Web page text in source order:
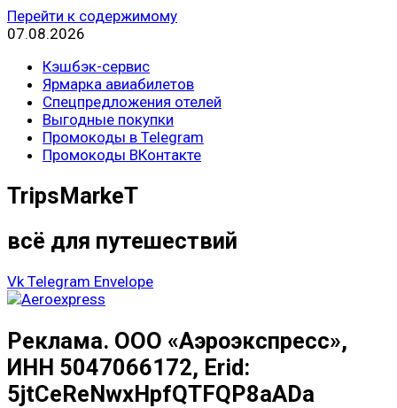
Перейти к содержимому
07.08.2026
Кэшбэк-сервис
Ярмарка авиабилетов
Спецпредложения отелей
Выгодные покупки
Промокоды в Telegram
Промокоды ВКонтакте
TripsMarkeT
всё для путешествий
Vk Telegram Envelope
Реклама. ООО «Аэроэкспресс»,
ИНН 5047066172, Erid:
5jtCeReNwxHpfQTFQP8aADa